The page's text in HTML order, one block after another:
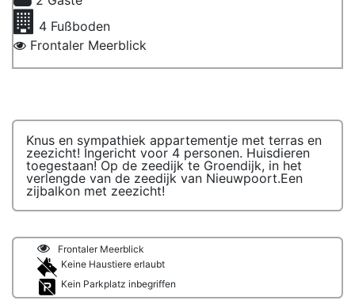
4 Fußboden
Frontaler Meerblick
Knus en sympathiek appartementje met terras en
zeezicht! Ingericht voor 4 personen. Huisdieren
toegestaan! Op de zeedijk te Groendijk, in het
verlengde van de zeedijk van Nieuwpoort.Een
zijbalkon met zeezicht!
Frontaler Meerblick
Keine Haustiere erlaubt
Kein Parkplatz inbegriffen